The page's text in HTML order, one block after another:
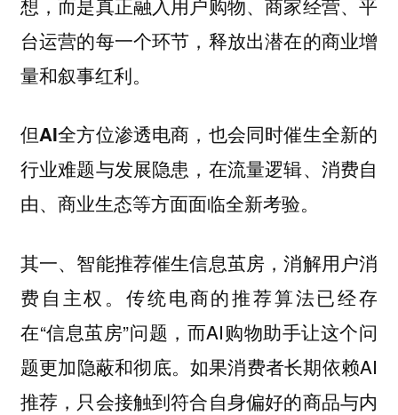
台运营的每一个环节，释放出潜在的商业增
量和叙事红利。
但AI全方位渗透电商，也会同时催生全新的
行业难题与发展隐患，在流量逻辑、消费自
由、商业生态等方面面临全新考验。
其一、智能推荐催生信息茧房，消解用户消
费自主权。传统电商的推荐算法已经存
在“信息茧房”问题，而AI购物助手让这个问
题更加隐蔽和彻底。如果消费者长期依赖AI
推荐，只会接触到符合自身偏好的商品与内